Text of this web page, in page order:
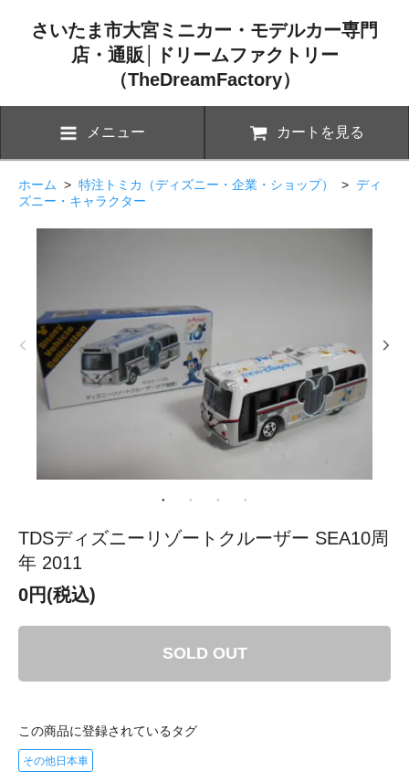
さいたま市大宮ミニカー・モデルカー専門
店・通販│ドリームファクトリー
（TheDreamFactory）
メニュー カートを見る
ホーム > 特注トミカ（ディズニー・企業・ショップ） > ディ
ズニー・キャラクター
TDSディズニーリゾートクルーザー SEA10周
年 2011
0円(税込)
SOLD OUT
この商品に登録されているタグ
その他日本車